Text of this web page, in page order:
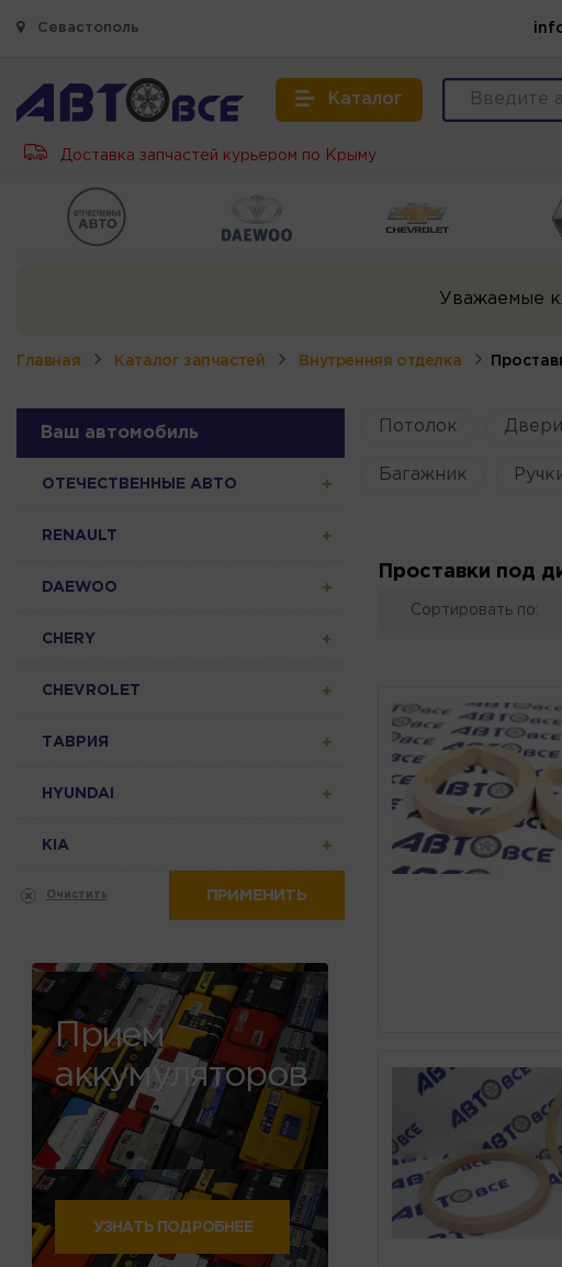
Севастополь
Каталог
Доставка запчастей курьером по Крыму
Уважаемые
Главная Каталог запчастей Внутренняя отделка
Ваш автомобиль
ОТЕЧЕСТВЕННЫЕ АВТО
RENAULT
DAEWOO
CHERY
CHEVROLET
ТАВРИЯ
HYUNDAI
KIA
Очистить ПРИМЕНИТЬ
Прием
аккумуляторов
УЗНАТЬ ПОДРОБНЕЕ
Потолок Двери
Багажник
Проставки под
Сортировать по: